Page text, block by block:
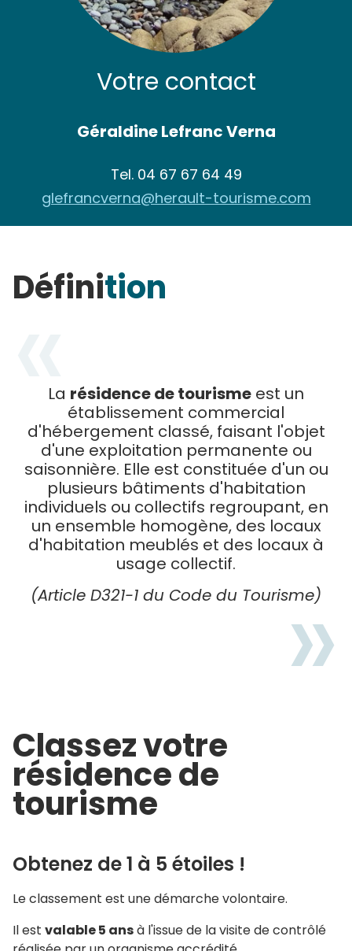
Votre contact
Géraldine Lefranc Verna
Tel.04 67 67 64 49
glefrancverna@herault-tourisme.com
Définition
La résidence de tourisme est un
établissement commercial
d'hébergement classé, faisant l'objet
d'une exploitation permanente ou
saisonnière. Elle est constituée d'un ou
plusieurs bâtiments d'habitation
individuels ou collectifs regroupant, en
un ensemble homogène, des locaux
d'habitation meublés et des locaux à
usage collectif.
(Article D321-1 du Code du Tourisme)
Classez votre
résidence de
tourisme
Obtenez de 1 à 5 étoiles !
Le classement est une démarche volontaire.
Il est valable 5 ansà l'issue de la visite de contrôlé